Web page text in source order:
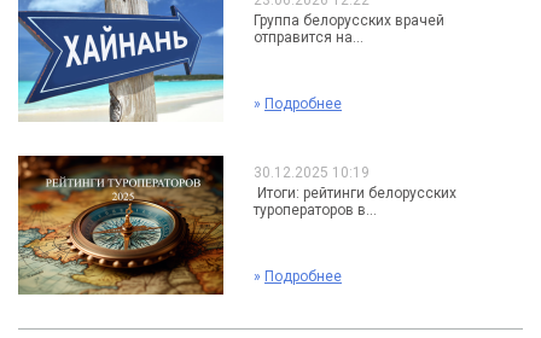
Группа белорусских врачей
отправится на...
» Подробнее
30.12.2025 10:19
Итоги: рейтинги белорусских
туроператоров в...
» Подробнее